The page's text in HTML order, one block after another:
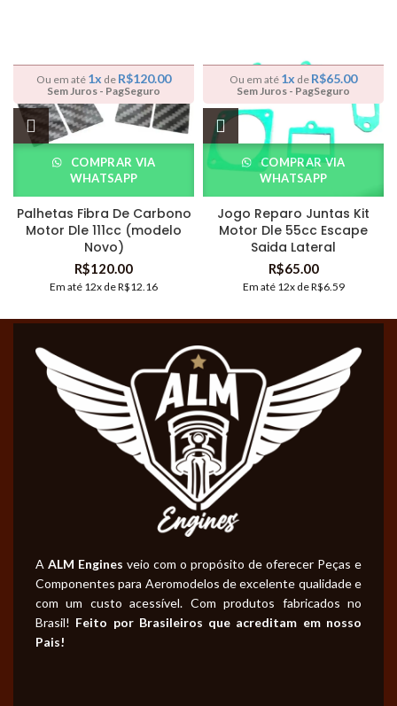
Ou em até 1x de R$120.00
Sem Juros - PagSeguro
COMPRAR VIA
WHATSAPP
Palhetas Fibra De Carbono
Motor Dle 111cc (modelo
Novo)
R$120.00
Em até 12x deR$12.16
Ou em até 1x de R$65.00
Sem Juros - PagSeguro
COMPRAR VIA
WHATSAPP
Jogo Reparo Juntas Kit
Motor Dle 55cc Escape
Saida Lateral
R$65.00
Em até 12x deR$6.59
A ALM Engines veio com o propósito de oferecer Peças e
Componentes para Aeromodelos de excelente qualidade e
com um custo acessível. Com produtos fabricados no
Brasil! Feito por Brasileiros que acreditam em nosso
Pais!